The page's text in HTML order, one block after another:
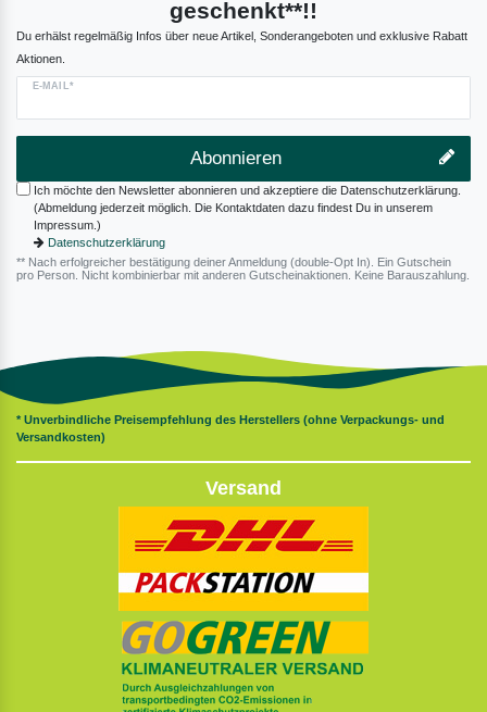
geschenkt**!!
Du erhälst regelmäßig Infos über neue Artikel, Sonderangeboten und exklusive Rabatt
Aktionen.
E-MAIL*
Abonnieren
Ich möchte den Newsletter abonnieren und akzeptiere die Datenschutzerklärung.
(Abmeldung jederzeit möglich. Die Kontaktdaten dazu findest Du in unserem
Impressum.)
Datenschutzerklärung
** Nach erfolgreicher bestätigung deiner Anmeldung (double-Opt In). Ein Gutschein
pro Person. Nicht kombinierbar mit anderen Gutscheinaktionen. Keine Barauszahlung.
* Unverbindliche Preisempfehlung des Herstellers (ohne Verpackungs- und
Versandkosten)
Versand